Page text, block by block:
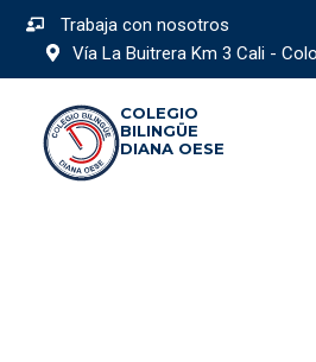
Vía La Buitrera Km 3 Cali -
Trabaja con nosotros
COLEGIO
BILINGÜE
DIANA OESE